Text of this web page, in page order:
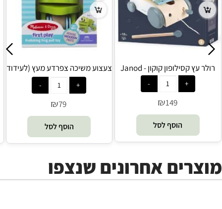
צעצוע משיכה צפרדע מעץ (לעידוד
הליכה וזחילה) - Melissa and
Doug
₪79
הוסף לסל
רולר עץ קסילופון קוקון - Janod
₪149
הוסף לסל
מוצרים אחרונים שנצפו